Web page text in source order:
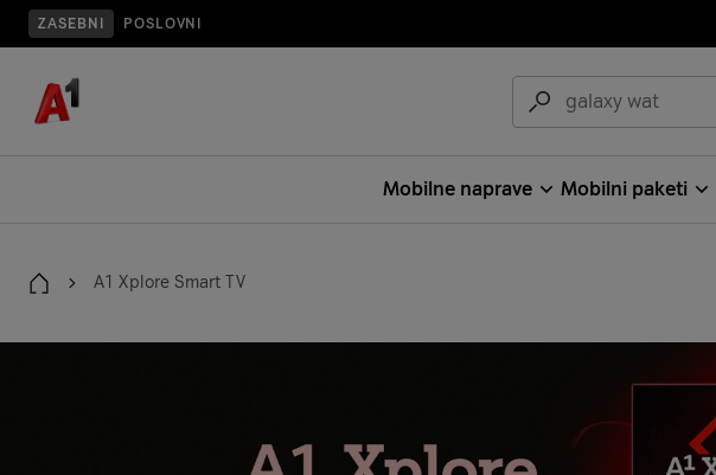
ZASEBNI POSLOVNI
Mobilne naprave Mobilni paketi
Domov
A1 Xplore Smart TV